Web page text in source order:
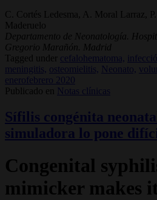
C. Cortés Ledesma, A. Moral Larraz,
Maderuelo
Departamento de Neonatología.
Gregorio Marañón. Madrid
Tagged under
cefalohematoma,
meningitis, osteomielitis, Neonato,
enerofebrero 2020
Publicado en
Notas clínicas
Sífilis congénita
simuladora lo pone
Congenital
mimicker makes